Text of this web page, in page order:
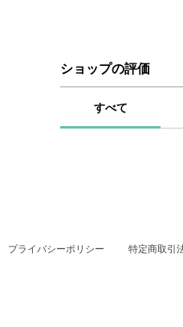
ショップの評価
すべて
プライバシーポリシー 特定商取引